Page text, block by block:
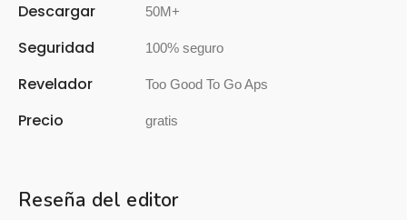
Descargar 50M+
Seguridad 100% seguro
Revelador Too Good To Go Aps
Precio gratis
Reseña del editor